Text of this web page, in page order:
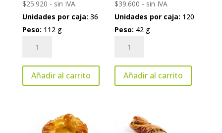
$25.920 - sin IVA
Unidades por caja: 36
Peso: 112 g
Swirl
Añadir al carrito
$39.600 - sin IVA
Unidades por caja: 120
Peso: 42 g
Swirl
cantidad
Añadir al carrito